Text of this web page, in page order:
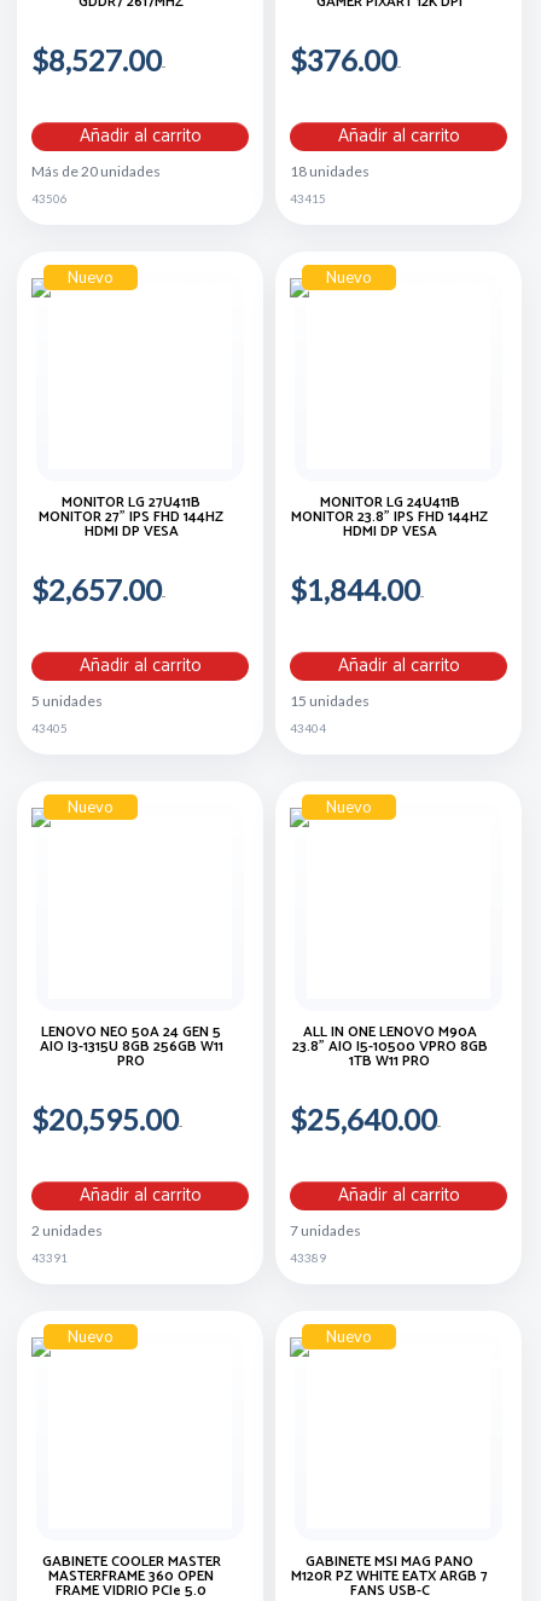
$8,527.00
Añadir al carrito
Más de 20 unidades
43506
$376.00
Añadir al carrito
18 unidades
43415
MONITOR LG 27U411B
MONITOR 27" IPS FHD 144HZ
HDMI DP VESA
$2,657.00
Añadir al carrito
5 unidades
Nuevo
43405
MONITOR LG 24U411B
MONITOR 23.8" IPS FHD 144HZ
HDMI DP VESA
$1,844.00
Añadir al carrito
15 unidades
Nuevo
43404
LENOVO NEO 50A 24 GEN 5
AIO I3-1315U 8GB 256GB W11
PRO
$20,595.00
Añadir al carrito
2 unidades
Nuevo
43391
ALL IN ONE LENOVO M90A
23.8" AIO I5-10500 VPRO 8GB
1TB W11 PRO
$25,640.00
Añadir al carrito
7 unidades
Nuevo
43389
GABINETE COOLER MASTER
MASTERFRAME 360 OPEN
FRAME VIDRIO PCIe 5.0
Nuevo
GABINETE MSI MAG PANO
M120R PZ WHITE EATX ARGB 7
FANS USB-C
Nuevo